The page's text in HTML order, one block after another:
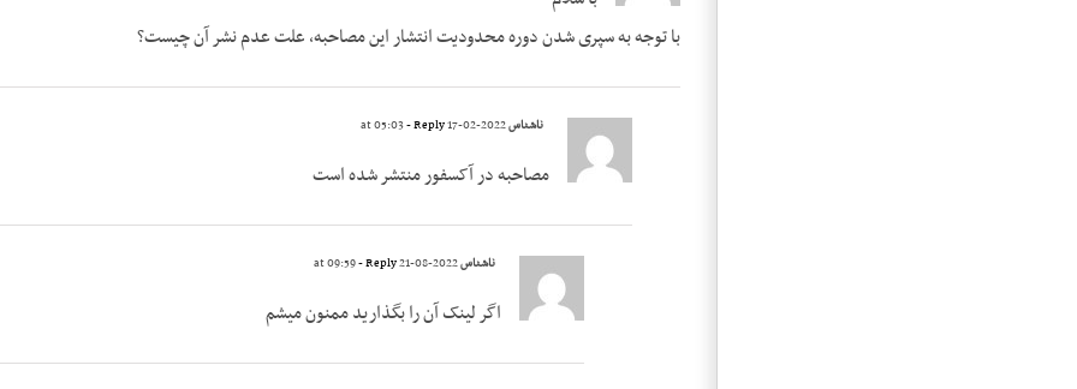
با توجه به سپری شدن دوره محدودیت انتشار این مصاحبه، علت عدم نشر آن چیست؟
ناشناس - Reply
مصاحبه در آکسفور منتشر شده است
ناشناس - Reply
اگر لینک آن را بگذارید ممنون میشم